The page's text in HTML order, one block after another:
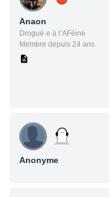
Anaon
Drogué·e à l’AFéine
Membre depuis 24 ans
Anonyme